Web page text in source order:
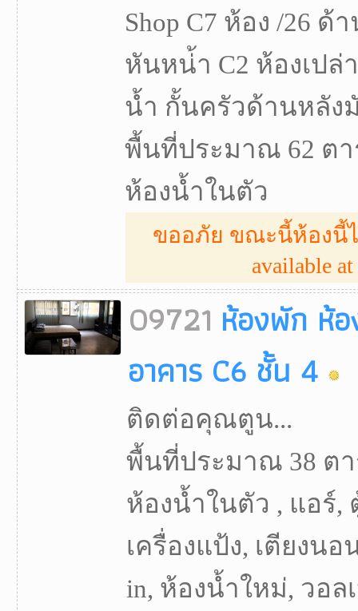
Shop C7 ห้อง /26
หันหน่้า C2 ห้องเปล่
นํ้า กั้นครัวด้านหลัง
พื้นที่ประมาณ 62 ตา
ห้องน้ำในตัว
ขออภัย ขณะนี้ห้องนี้ไ
available
09721 ห้องพัก ห้อ
อาคาร C6 ชั้น 4
ติดต่อคุณตูน...
พื้นที่ประมาณ 38 ตา
ห้องน้ำในตัว , แอร์,
เครื่องแป้ง, เตียงน
in, ห้องน้ำใหม่, วอล